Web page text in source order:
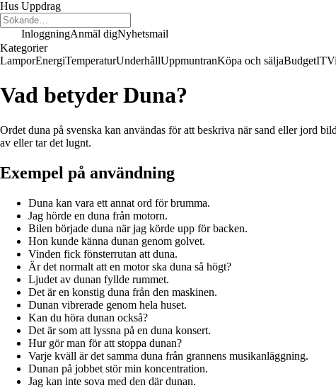
Hus Uppdrag
InloggningAnmäl digNyhetsmail
Kategorier
LamporEnergiTemperaturUnderhållUppmuntranKöpa och säljaBudgetIT
Vad betyder Duna?
Ordet duna på svenska kan användas för att beskriva när sand eller jord
av eller tar det lugnt.
Exempel på användning
Duna kan vara ett annat ord för brumma.
Jag hörde en duna från motorn.
Bilen började duna när jag körde upp för backen.
Hon kunde känna dunan genom golvet.
Vinden fick fönsterrutan att duna.
Är det normalt att en motor ska duna så högt?
Ljudet av dunan fyllde rummet.
Det är en konstig duna från den maskinen.
Dunan vibrerade genom hela huset.
Kan du höra dunan också?
Det är som att lyssna på en duna konsert.
Hur gör man för att stoppa dunan?
Varje kväll är det samma duna från grannens musikanläggning.
Dunan på jobbet stör min koncentration.
Jag kan inte sova med den där dunan.